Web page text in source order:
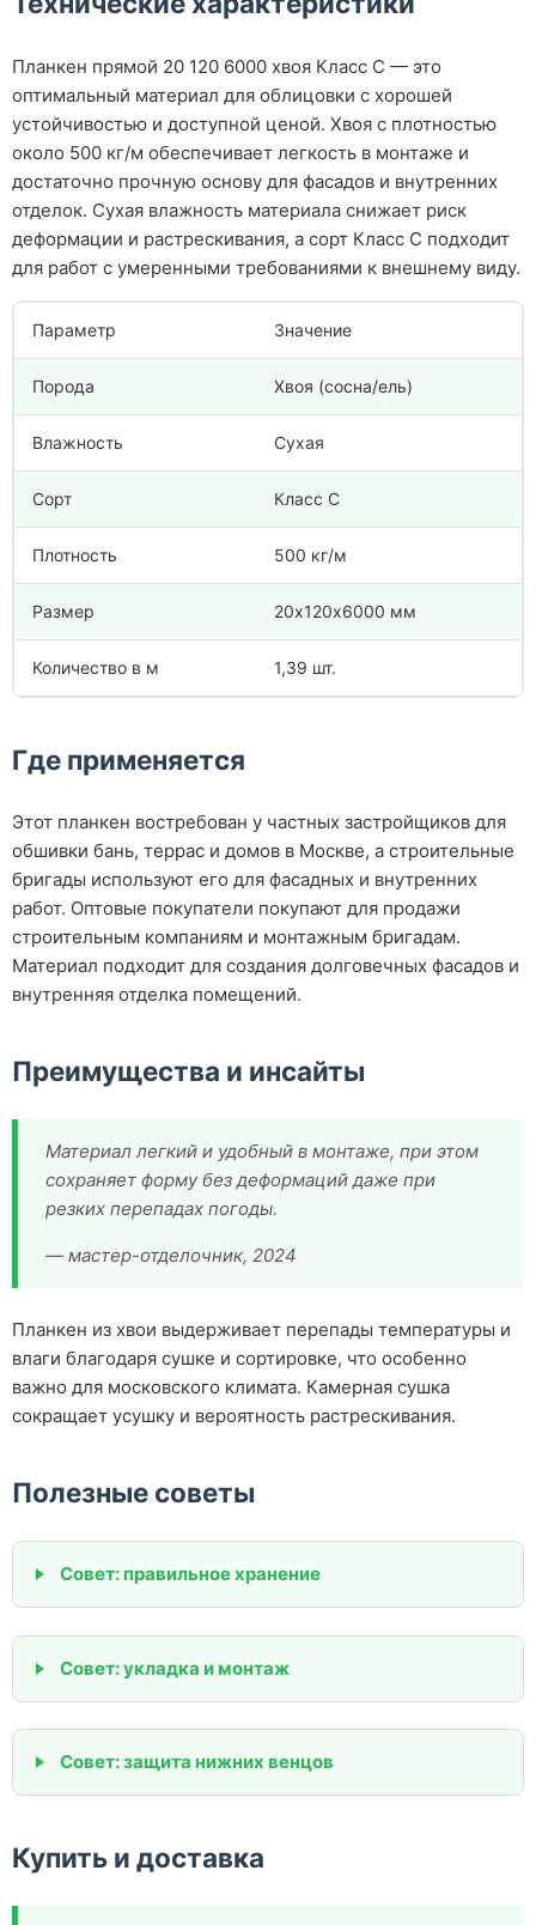
Планкен прямой 20 120 6000 хвоя Класс С — это
оптимальный материал для облицовки с хорошей
устойчивостью и доступной ценой. Хвоя с плотностью
около 500 кг/м обеспечивает легкость в монтаже и
достаточно прочную основу для фасадов и внутренних
отделок. Сухая влажность материала снижает риск
деформации и растрескивания, а сорт Класс С подходит
для работ с умеренными требованиями к внешнему виду.
Параметр Значение
Порода Хвоя (сосна/ель)
Влажность Сухая
Сорт Класс С
Плотность 500 кг/м
Размер 20х120х6000 мм
Количество в м 1,39 шт.
Где применяется
Этот планкен востребован у частных застройщиков для
обшивки бань, террас и домов в Москве, а строительные
бригады используют его для фасадных и внутренних
работ. Оптовые покупатели покупают для продажи
строительным компаниям и монтажным бригадам.
Материал подходит для создания долговечных фасадов и
внутренняя отделка помещений.
Преимущества и инсайты
Материал легкий и удобный в монтаже, при этом
сохраняет форму без деформаций даже при
резких перепадах погоды.
— мастер-отделочник, 2024
Планкен из хвои выдерживает перепады температуры и
влаги благодаря сушке и сортировке, что особенно
важно для московского климата. Камерная сушка
сокращает усушку и вероятность растрескивания.
Полезные советы
Совет: правильное хранение
Совет: укладка и монтаж
Совет: защита нижних венцов
Купить и доставка